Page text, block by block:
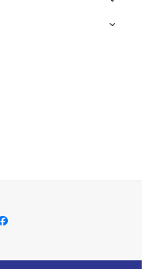
Facebook